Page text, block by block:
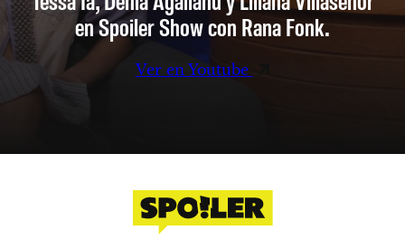
en Spoiler Show con Rana Fonk.
Ver en Youtube